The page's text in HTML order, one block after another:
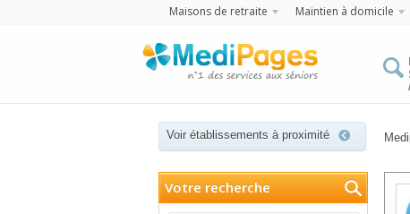
Maisons de retraite Maintien à domicile
Voir établissements à proximité
Votre recherche